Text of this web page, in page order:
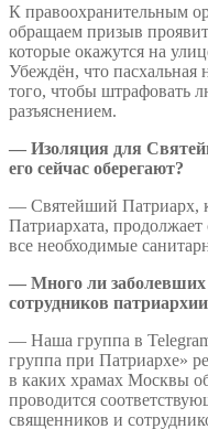
К правоохранительным
обращаем призыв
которые окажутся на
Убеждён, что
того, чтобы штрафовать
разъяснением.
— Изоляция для
его сейчас оберегают?
— Святейший Патриарх,
Патриархата,
все необходимые
— Много ли заболевших
сотрудников
— Наша группа в
группа при Патриархе»
в каких храмах Москвы
проводится
священников и